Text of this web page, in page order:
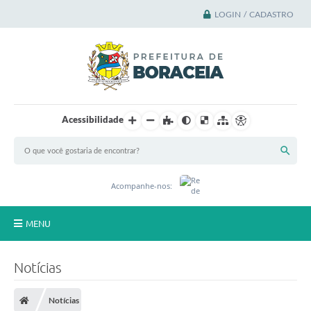
LOGIN / CADASTRO
Acessibilidade
Acompanhe-nos:
MENU
Notícias
Notícias